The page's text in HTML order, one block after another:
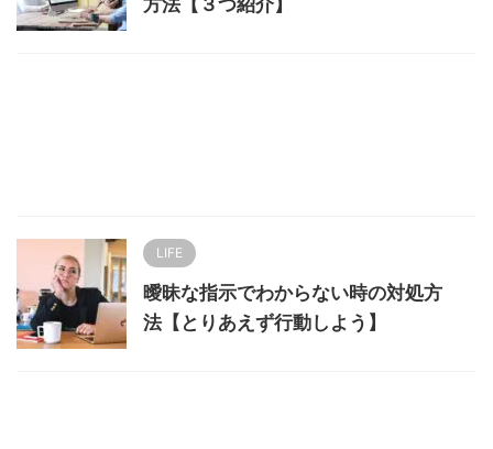
方法【３つ紹介】
LIFE
曖昧な指示でわからない時の対処方
法【とりあえず行動しよう】